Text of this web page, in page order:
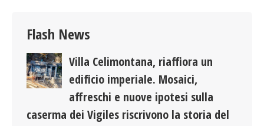
Flash News
Villa Celimontana, riaffiora un
edificio imperiale. Mosaici,
affreschi e nuove ipotesi sulla
caserma dei Vigiles riscrivono la storia del